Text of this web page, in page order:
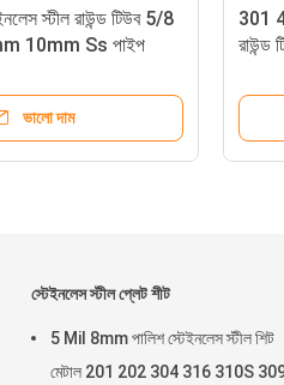
স্টীল রাউন্ড টিউব 5/8
10mm Ss পাইপ
ভালো দাম
301
স্টেইনলেস স্টীল প্লেট শীট
5 Mil 8mm পালিশ স্টেইনলেস স্টীল শিট
মেটাল 201 202 304 316 310S